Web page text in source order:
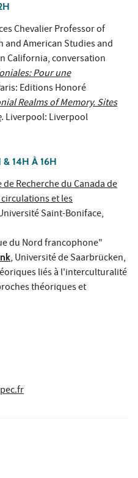
Chevalier Professor of
and American Studies and
California, conversation
Pour une
Editions Honoré
Realms of Memory. Sites
. Liverpool: Liverpool
& 14H À 16H
de Recherche du Canada de
et les
Saint-Boniface,
du Nord francophone"
, Université de Saarbrücken,
liés à l'interculturalité
théoriques et